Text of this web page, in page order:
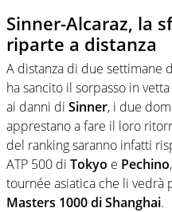
Sinner-Alcaraz, la
riparte a distanza
A distanza di due settimane
ha sancito il sorpasso in
ai danni di Sinner, i due
apprestano a fare il loro
del ranking saranno infatti
ATP 500 di Tokyo e Pechino
tournée asiatica che li
Masters 1000 di Shanghai.